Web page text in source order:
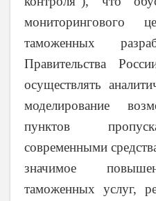
мониторингового
таможенных
Правительства
осуществлять
моделирование
пунктов
современными
значимое
таможенных услуг,